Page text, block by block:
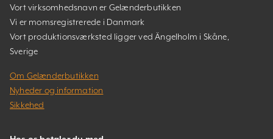
Vort virksomhedsnavn er Gelænderbutikken
Vi er momsregistrerede i Danmark
Vort produktionsværksted ligger ved Ängelholm i Skåne,
Sverige
Om Gelænderbutikken
Nyheder og information
Sikkehed